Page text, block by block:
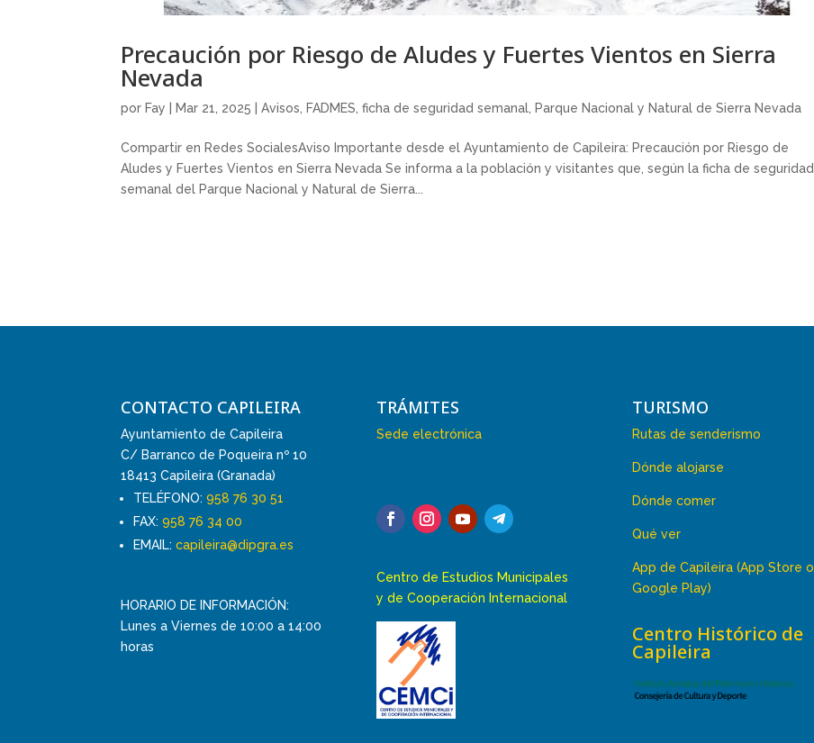
Precaución por Riesgo de Aludes y Fuertes Vientos en Sierra
Nevada
por Fay Mar 21, 2025 |Avisos FADMES ,ficha de seguridad semanal Parque Nacional y Natural de Sierra Nevada
Compartir en Redes SocialesAviso Importante desde el Ayuntamiento de Capileira: Precaución por Riesgo de
Aludes y Fuertes Vientos en Sierra Nevada Se informa a la población y visitantes que, según la ficha de seguridad
semanal del Parque Nacional y Natural de Sierra...
CONTACTO CAPILEIRA
Ayuntamiento de Capileira
C/ Barranco de Poqueira nº 10
18413 Capileira (Granada)
TELÉFONO:958 76 30 51
FAX:958 76 34 00
EMAIL:capileira@dipgra.es
HORARIO DE INFORMACIÓN:
Lunes a Viernes de 10:00 a 14:00
horas
TRÁMITES
Sede electrónica
Centro de Estudios Municipales
y de Cooperación Internacional
TURISMO
Rutas de senderismo
Dónde alojarse
Dónde comer
Qué ver
App de Capileira (App Store o
Google Play)
Centro Histórico de
Capileira